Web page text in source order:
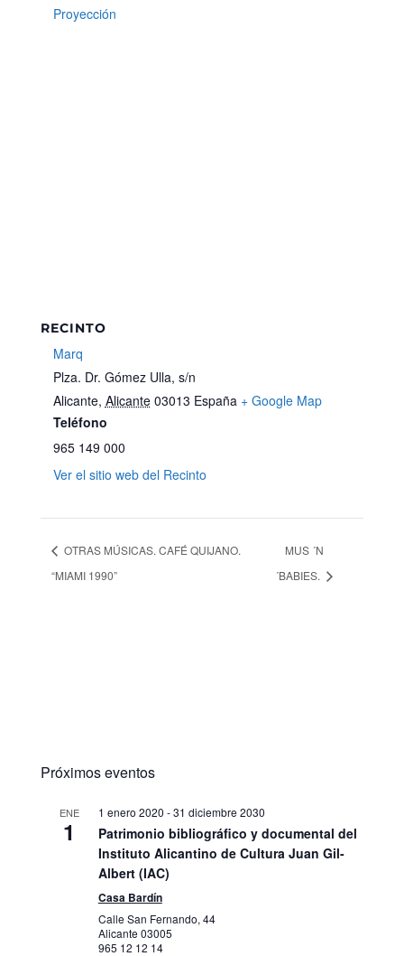
Proyección
RECINTO
Marq
Plza. Dr. Gómez Ulla, s/n
Alicante, Alicante 03013 España + Google Map
Teléfono
965 149 000
Ver el sitio web del Recinto
OTRAS MÚSICAS. CAFÉ QUIJANO.
“MIAMI 1990”
MUS ´N
´BABIES.
Próximos eventos
ENE
1
1 enero 2020 -31 diciembre 2030
Patrimonio bibliográfico y documental del
Instituto Alicantino de Cultura Juan Gil-
Albert (IAC)
Casa Bardín
Calle San Fernando, 44
Alicante 03005
965 12 12 14